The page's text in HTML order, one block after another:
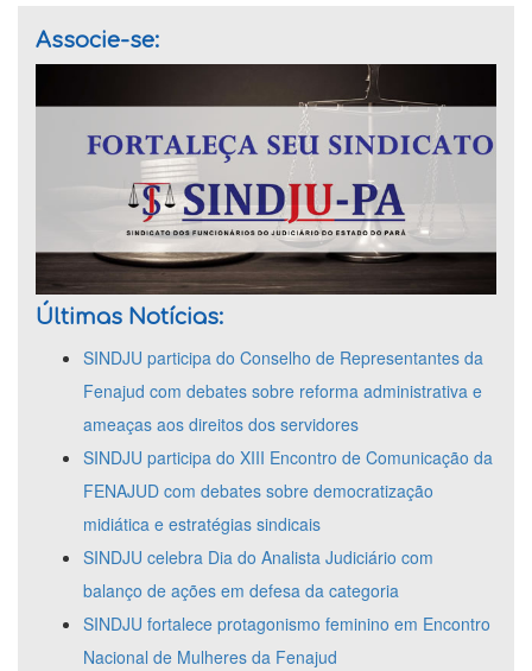
Associe-se:
Últimas Notícias:
SINDJU participa do Conselho de Representantes da
Fenajud com debates sobre reforma administrativa e
ameaças aos direitos dos servidores
SINDJU participa do XIII Encontro de Comunicação da
FENAJUD com debates sobre democratização
midiática e estratégias sindicais
SINDJU celebra Dia do Analista Judiciário com
balanço de ações em defesa da categoria
SINDJU fortalece protagonismo feminino em Encontro
Nacional de Mulheres da Fenajud